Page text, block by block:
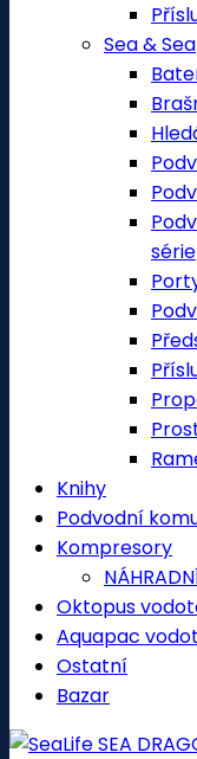
Sea & Sea
série
Knihy
Podvodní
Kompresory
Oktopus
Aquapac
Ostatní
Bazar